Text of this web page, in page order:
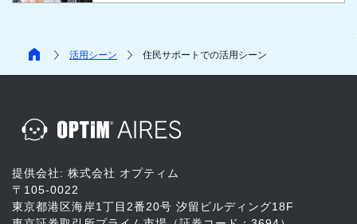
活用シーン 住民サポートでの活用シーン
提供会社: 株式会社 オプティム
〒105-0022
東京都港区海岸1丁目2番20号 汐留ビルディング18F